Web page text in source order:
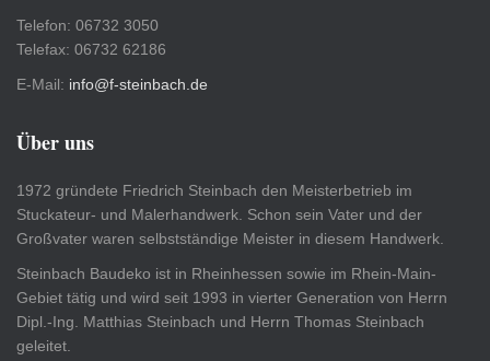
Telefon: 06732 3050
Telefax: 06732 62186
E-Mail: info@f-steinbach.de
Über uns
1972 gründete Friedrich Steinbach den Meisterbetrieb im
Stuckateur- und Malerhandwerk. Schon sein Vater und der
Großvater waren selbstständige Meister in diesem Handwerk.
Steinbach Baudeko ist in Rheinhessen sowie im Rhein-Main-
Gebiet tätig und wird seit 1993 in vierter Generation von Herrn
Dipl.-Ing. Matthias Steinbach und Herrn Thomas Steinbach
geleitet.